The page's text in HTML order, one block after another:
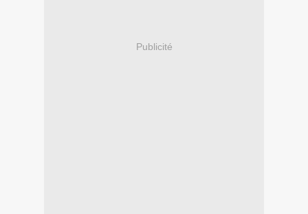
Publicité